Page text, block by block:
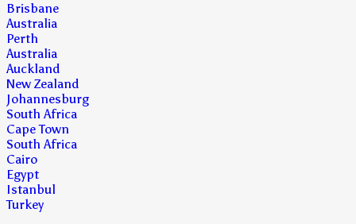
Brisbane
Australia
Perth
Australia
Auckland
New Zealand
Johannesburg
South Africa
Cape Town
South Africa
Cairo
Egypt
Istanbul
Turkey